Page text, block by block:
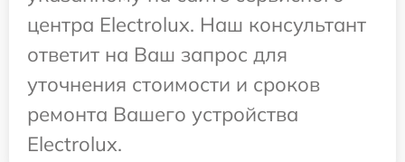
центра Electrolux. Наш консультант
ответит на Ваш запрос для
уточнения стоимости и сроков
ремонта Вашего устройства
Electrolux.